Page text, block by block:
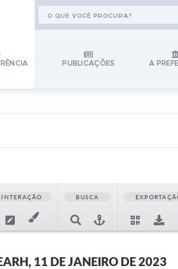
PUBLICAÇÕES A
INTERAÇÃO BUSCA
11 DE JANEIRO DE 2023